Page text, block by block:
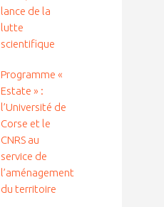
lance de la
lutte
scientifique
Programme «
Estate » :
l’Université de
Corse et le
CNRS au
service de
l’aménagement
du territoire